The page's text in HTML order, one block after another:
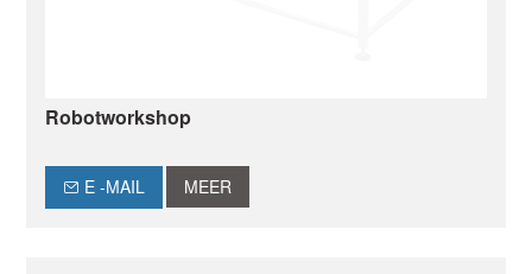
Robotworkshop
E -MAIL MEER